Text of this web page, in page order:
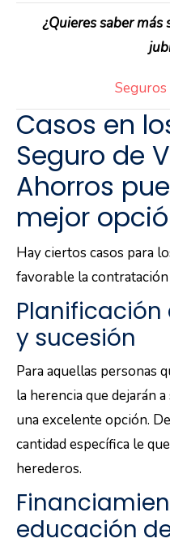
¿Quieres saber
Seguros
Casos en
Seguro de
Ahorros
mejor
Hay ciertos casos para
favorable la
Planificación
y sucesión
Para aquellas personas
la herencia que dejarán
una excelente opción.
cantidad específica le
herederos.
educación